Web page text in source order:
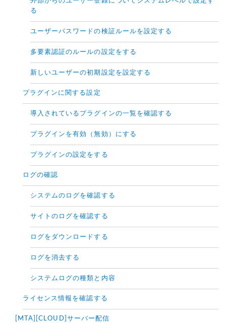
る
ユーザーパスワードの検証ルールを設定する
多要素認証のルールの設定をする
新しいユーザーの初期設定を設定する
プラグインに関する設定
導入されているプラグインの一覧を確認する
プラグインを有効（無効）にする
プラグインの設定をする
ログの確認
システムのログを確認する
サイトのログを確認する
ログをダウンロードする
ログを消去する
システムログの種類と内容
ライセンス情報を確認する
[MTA][CLOUD]サーバー配信